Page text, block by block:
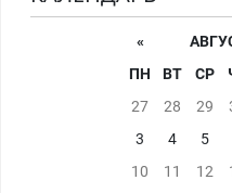
«
ПН
ВТ СР
27
28 29
3
4 5
10
11 12